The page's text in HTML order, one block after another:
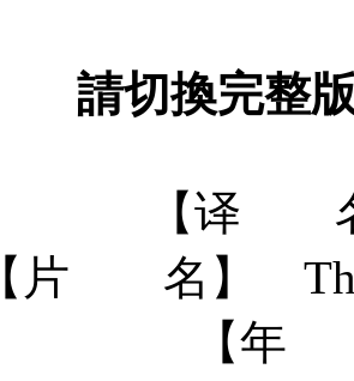
請切換完整
【译
【片 名】 The
【年